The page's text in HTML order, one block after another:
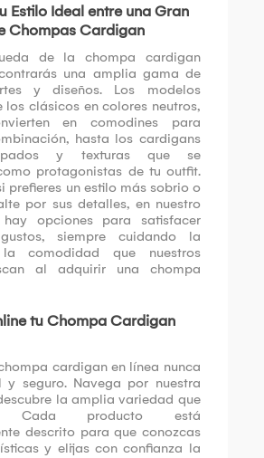
Estilo Ideal entre una Gran
Chompas Cardigan
de la chompa cardigan
una amplia gama de
y diseños. Los modelos
los clásicos en colores neutros,
en comodines para
hasta los cardigans
y texturas que se
protagonistas de tu outfit.
prefieres un estilo más sobrio o
por sus detalles, en nuestro
hay opciones para satisfacer
siempre cuidando la
comodidad que nuestros
al adquirir una chompa
tu Chompa Cardigan
cardigan en línea nunca
seguro. Navega por nuestra
la amplia variedad que
Cada producto está
descrito para que conozcas
y elijas con confianza la